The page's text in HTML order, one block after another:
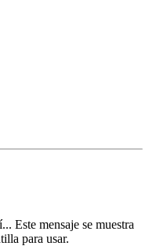
Este mensaje se muestra
para usar.